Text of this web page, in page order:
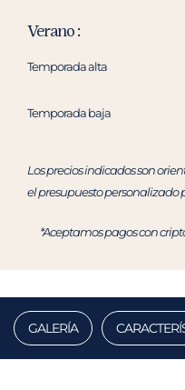
Verano :
Temporada alta
Temporada baja
Los precios indicados son
el presupuesto personalizado
*Aceptamos pagos con
GALERÍA